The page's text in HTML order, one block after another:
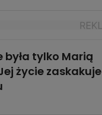
była tylko Marią
życie zaskakuje